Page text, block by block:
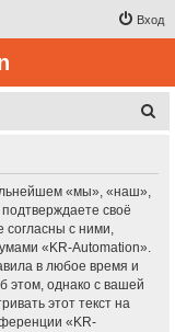
Вход
«мы», «наш»,
своё
согласны с ними,
«KR-Automation».
в любое время и
этом, однако с вашей
этот текст на
«KR-